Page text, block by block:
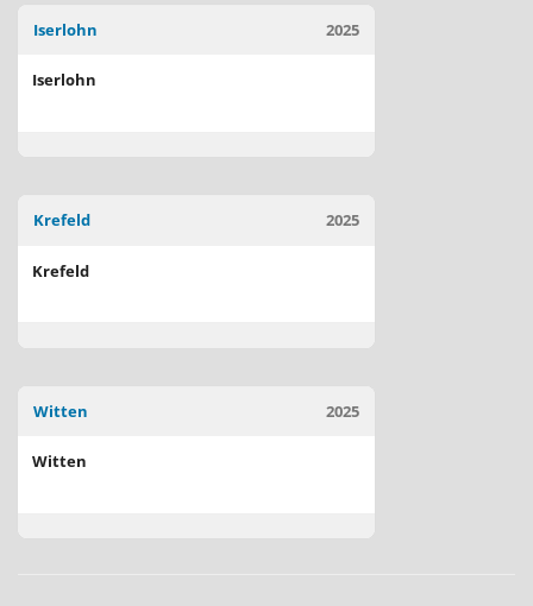
2025
Iserlohn
Iserlohn
2025
Krefeld
Krefeld
2025
Witten
Witten